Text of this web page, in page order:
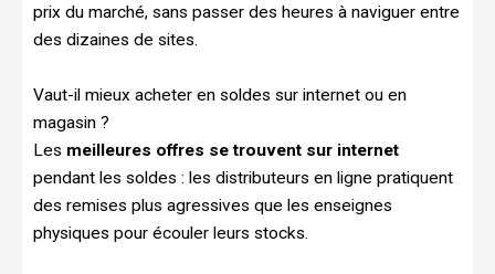
prix du marché, sans passer des heures à naviguer entre
des dizaines de sites.
Vaut-il mieux acheter en soldes sur internet ou en
magasin ?
Les meilleures offres se trouvent sur internet
pendant les soldes : les distributeurs en ligne pratiquent
des remises plus agressives que les enseignes
physiques pour écouler leurs stocks.